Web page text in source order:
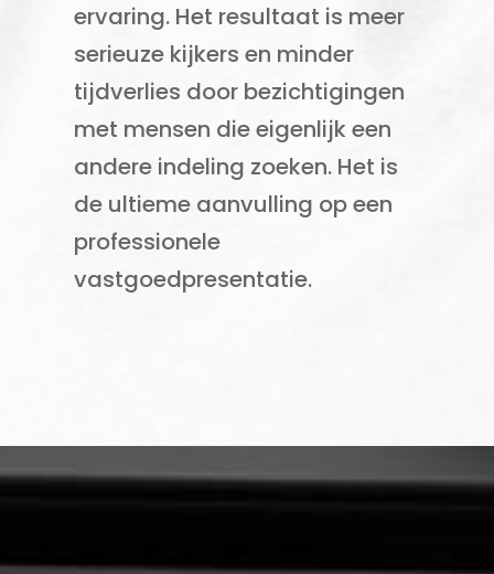
ervaring. Het resultaat is meer
serieuze kijkers en minder
tijdverlies door bezichtigingen
met mensen die eigenlijk een
andere indeling zoeken. Het is
de ultieme aanvulling op een
professionele
vastgoedpresentatie.